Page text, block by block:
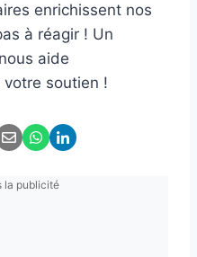
enrichissent nos
à réagir ! Un
aide
soutien !
la publicité